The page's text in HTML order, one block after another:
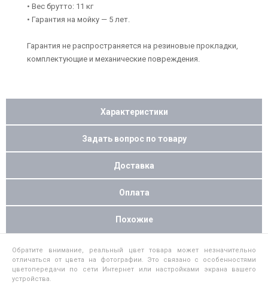
• Вес брутто: 11 кг
• Гарантия на мойку — 5 лет.
Гарантия не распространяется на резиновые прокладки,
комплектующие и механические повреждения.
Характеристики
Задать вопрос по товару
Доставка
Оплата
Похожие
Обратите внимание, реальный цвет товара может незначительно
отличаться от цвета на фотографии. Это связано с особенностями
цветопередачи по сети Интернет или настройками экрана вашего
устройства.